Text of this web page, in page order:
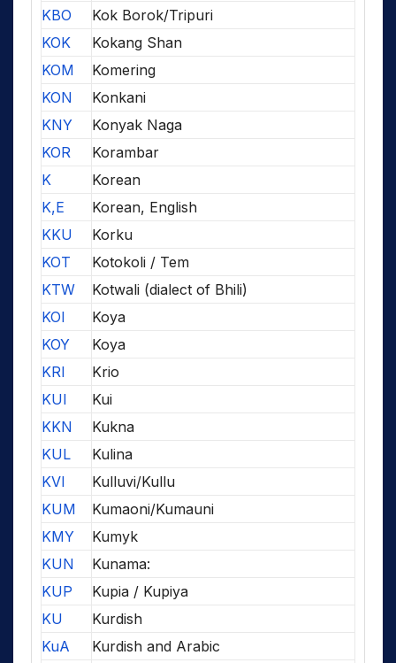
KBO
Kok Borok/Tripuri
KOK
Kokang Shan
KOM
Komering
KON
Konkani
KNY
Konyak Naga
KOR
Korambar
K
Korean
K,E
Korean, English
KKU
Korku
KOT
Kotokoli / Tem
KTW
Kotwali (dialect of Bhili)
KOI
Koya
KOY
Koya
KRI
Krio
KUI
Kui
KKN
Kukna
KUL
Kulina
KVI
Kulluvi/Kullu
KUM
Kumaoni/Kumauni
KMY
Kumyk
KUN
Kunama:
KUP
Kupia / Kupiya
KU
Kurdish
KuA
Kurdish and Arabic